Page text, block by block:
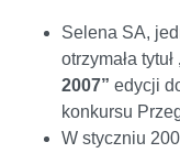
Selena SA,
otrzymała tytuł
2007” edycji
konkursu
W styczniu